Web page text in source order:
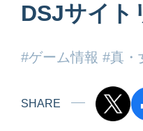
DSJサイト
#ゲーム情報 #真・
SHARE